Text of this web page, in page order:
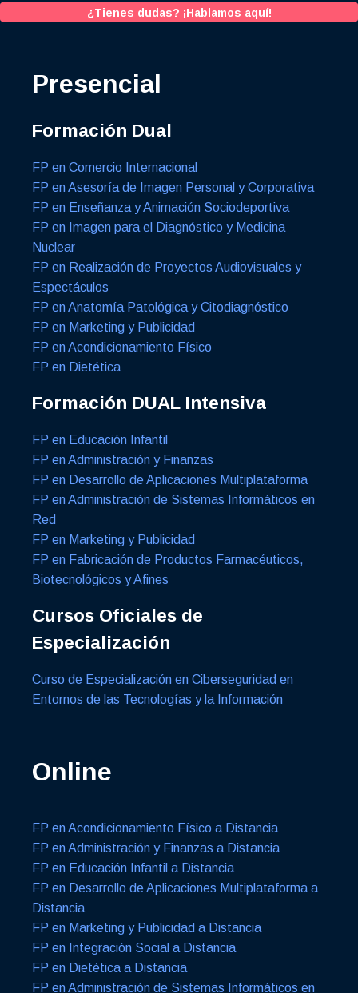
¿Tienes dudas? ¡Hablamos aquí!
Presencial
Formación Dual
FP en Comercio Internacional
FP en Asesoría de Imagen Personal y Corporativa
FP en Enseñanza y Animación Sociodeportiva
FP en Imagen para el Diagnóstico y Medicina
Nuclear
FP en Realización de Proyectos Audiovisuales y
Espectáculos
FP en Anatomía Patológica y Citodiagnóstico
FP en Marketing y Publicidad
FP en Acondicionamiento Físico
FP en Dietética
Formación DUAL Intensiva
FP en Educación Infantil
FP en Administración y Finanzas
FP en Desarrollo de Aplicaciones Multiplataforma
FP en Administración de Sistemas Informáticos en
Red
FP en Marketing y Publicidad
FP en Fabricación de Productos Farmacéuticos,
Biotecnológicos y Afines
Cursos Oficiales de
Especialización
Curso de Especialización en Ciberseguridad en
Entornos de las Tecnologías y la Información
Online
FP en Acondicionamiento Físico a Distancia
FP en Administración y Finanzas a Distancia
FP en Educación Infantil a Distancia
FP en Desarrollo de Aplicaciones Multiplataforma a
Distancia
FP en Marketing y Publicidad a Distancia
FP en Integración Social a Distancia
FP en Dietética a Distancia
FP en Administración de Sistemas Informáticos en